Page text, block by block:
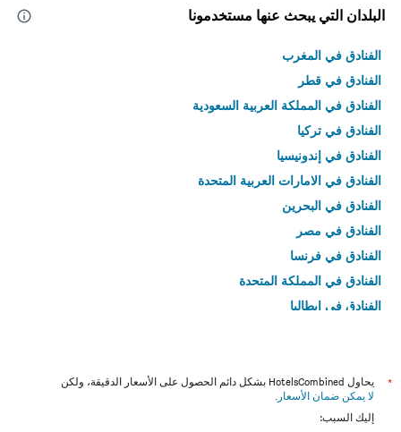
البلدان التي يبحث عنها مستخدمونا
الفنادق في المغرب
الفنادق في قطر
الفنادق في المملكة العربية السعودية
الفنادق في تركيا
الفنادق في إندونيسيا
الفنادق في الامارات العربية المتحدة
الفنادق في البحرين
الفنادق في مصر
الفنادق في فرنسا
الفنادق في المملكة المتحدة
الفنادق في إيطاليا
*
يحاول HotelsCombined بشكل دائم الحصول على الأسعار الدقيقة، ولكن
لا يمكن ضمان الأسعار .
إليك السبب: